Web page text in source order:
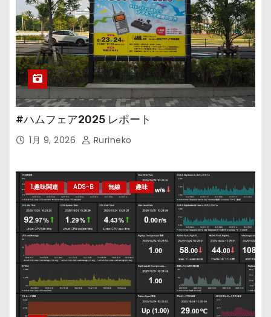
#ハムフェア2025 レポート
1月 9, 2026 Rurineko
1.趣味関連 ADS-B 無線 趣味